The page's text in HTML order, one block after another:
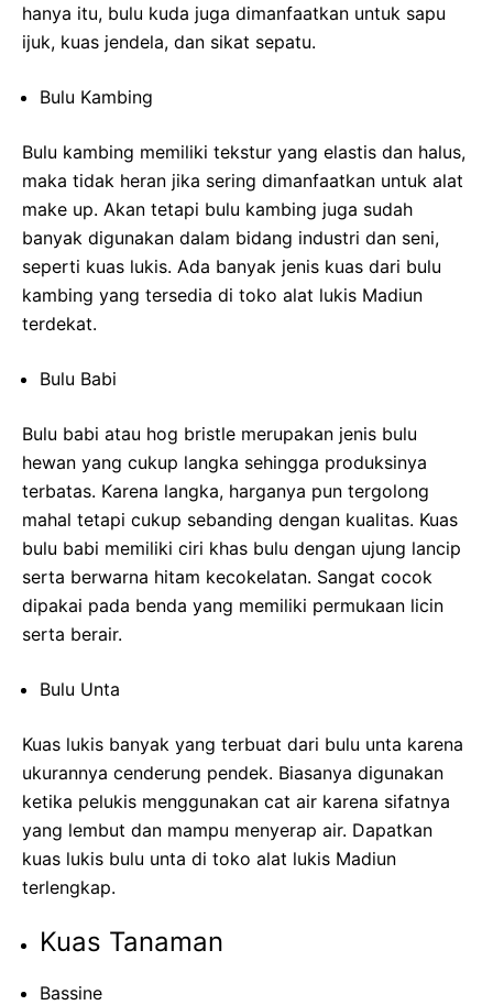
hanya itu, bulu kuda juga dimanfaatkan untuk sapu
ijuk, kuas jendela, dan sikat sepatu.
Bulu Kambing
Bulu kambing memiliki tekstur yang elastis dan halus,
maka tidak heran jika sering dimanfaatkan untuk alat
make up. Akan tetapi bulu kambing juga sudah
banyak digunakan dalam bidang industri dan seni,
seperti kuas lukis. Ada banyak jenis kuas dari bulu
kambing yang tersedia di toko alat lukis Madiun
terdekat.
Bulu Babi
Bulu babi atau hog bristle merupakan jenis bulu
hewan yang cukup langka sehingga produksinya
terbatas. Karena langka, harganya pun tergolong
mahal tetapi cukup sebanding dengan kualitas. Kuas
bulu babi memiliki ciri khas bulu dengan ujung lancip
serta berwarna hitam kecokelatan. Sangat cocok
dipakai pada benda yang memiliki permukaan licin
serta berair.
Bulu Unta
Kuas lukis banyak yang terbuat dari bulu unta karena
ukurannya cenderung pendek. Biasanya digunakan
ketika pelukis menggunakan cat air karena sifatnya
yang lembut dan mampu menyerap air. Dapatkan
kuas lukis bulu unta di toko alat lukis Madiun
terlengkap.
Kuas Tanaman
Bassine